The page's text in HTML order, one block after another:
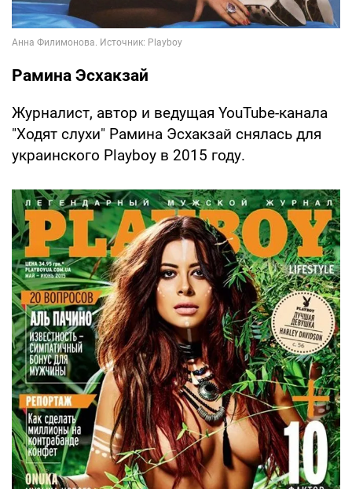
Рамина Эсхакзай
Журналист, автор и ведущая YouTube-канала
"Ходят слухи" Рамина Эсхакзай снялась для
украинского Playboy в 2015 году.